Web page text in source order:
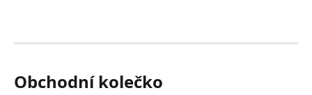
Obchodní kolečko